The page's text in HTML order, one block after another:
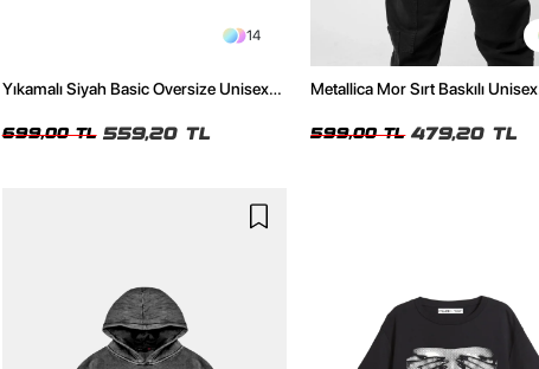
14
Yıkamalı Siyah Basic Oversize Unisex
699,00 TL 559,20 TL
Metallica Mor Sırt Baskılı Unisex
599,00 TL 479,20 TL